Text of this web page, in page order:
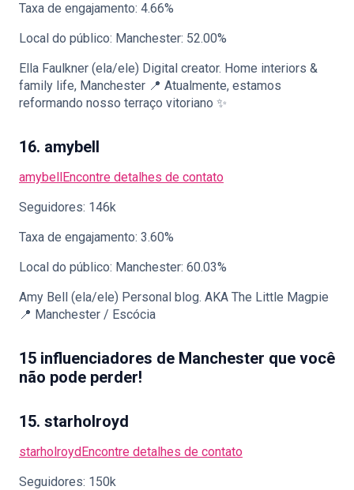
Taxa de engajamento: 4.66%
Local do público: Manchester: 52.00%
Ella Faulkner (ela/ele) Digital creator. Home interiors &
family life, Manchester 📍 Atualmente, estamos
reformando nosso terraço vitoriano ✨
16. amybell
amybellEncontre detalhes de contato
Seguidores: 146k
Taxa de engajamento: 3.60%
Local do público: Manchester: 60.03%
Amy Bell (ela/ele) Personal blog. AKA The Little Magpie
📍 Manchester / Escócia
15 influenciadores de Manchester que você
não pode perder!
15. starholroyd
starholroydEncontre detalhes de contato
Seguidores: 150k